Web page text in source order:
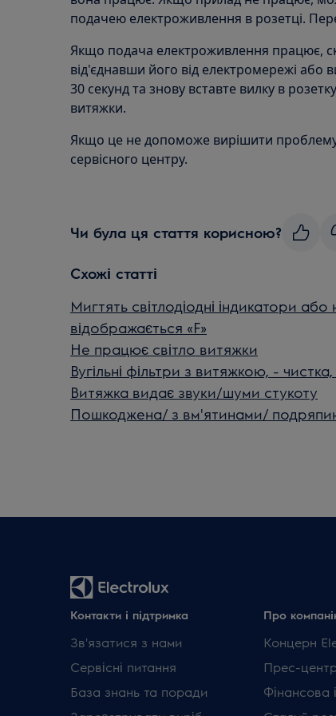
подачею електроживлення в розетці.
Якщо подача електроживлення працює,
від'єднавши його від електромережі або
30 секунд та знову вставте вилку в
витяжки.
Якщо це не допоможе вирішити
сервісного центру.
Чи була ця стаття корисною?
Схожі статті
Мигтять світлодіодні індикатори
відображається «F»
Не працює світло витяжки
Вугільні фільтри з витяжкою, - чистка,
Витяжка видає звуки/шуми стукоту
Пошкоджена/ з вм'ятинами/
Контакти і підтримка
Зв'язатися з нами
Сервісні питання
База знань та поради
Про
Концерн
Прес-
Фінансова